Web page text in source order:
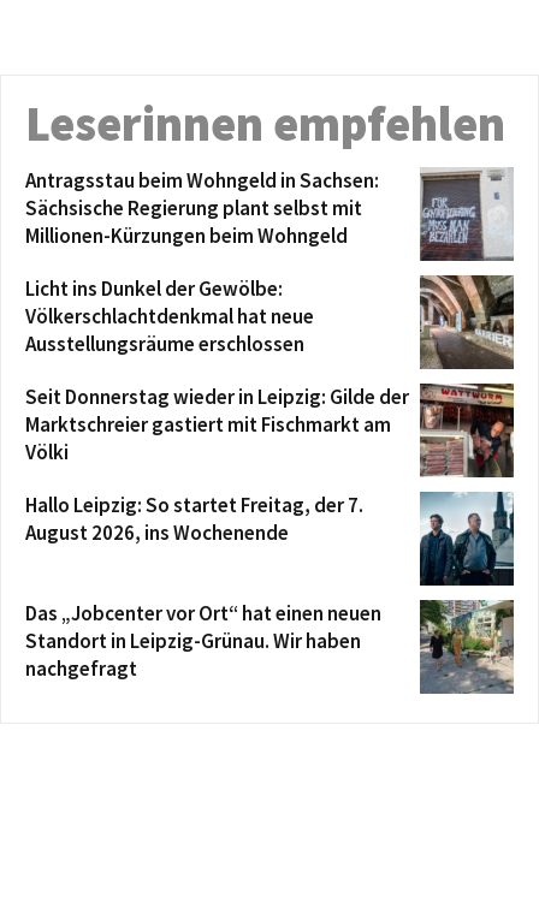
Leserinnen empfehlen
Antragsstau beim Wohngeld in Sachsen:
Sächsische Regierung plant selbst mit
Millionen-Kürzungen beim Wohngeld
Licht ins Dunkel der Gewölbe:
Völkerschlachtdenkmal hat neue
Ausstellungsräume erschlossen
Seit Donnerstag wieder in Leipzig: Gilde der
Marktschreier gastiert mit Fischmarkt am
Völki
Hallo Leipzig: So startet Freitag, der 7.
August 2026, ins Wochenende
Das „Jobcenter vor Ort“ hat einen neuen
Standort in Leipzig-Grünau. Wir haben
nachgefragt